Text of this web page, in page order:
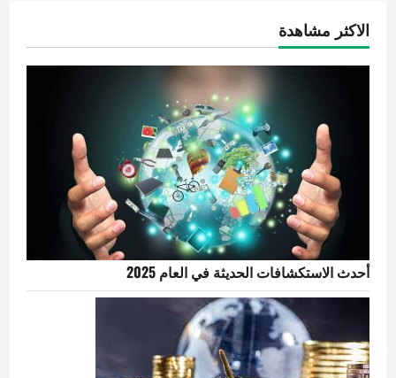
الاكثر مشاهدة
أحدث الاستكشافات الحديثة في العام 2025